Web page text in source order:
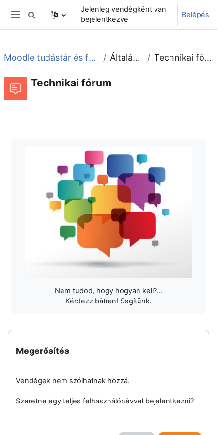
Tovább a fő tartalomhoz
Oldalpanel
Keresési bemeneti adatok váltása
Jelenleg vendégként van
bejelentkezve
Belépés
Moodle tudástár és fórum Általános Technikai fórum
Technikai fórum
Nem tudod, hogy hogyan kell?...
Kérdezz bátran! Segítünk.
Megerősítés
Vendégek nem szólhatnak hozzá.
Szeretne egy teljes felhasználónévvel bejelentkezni?